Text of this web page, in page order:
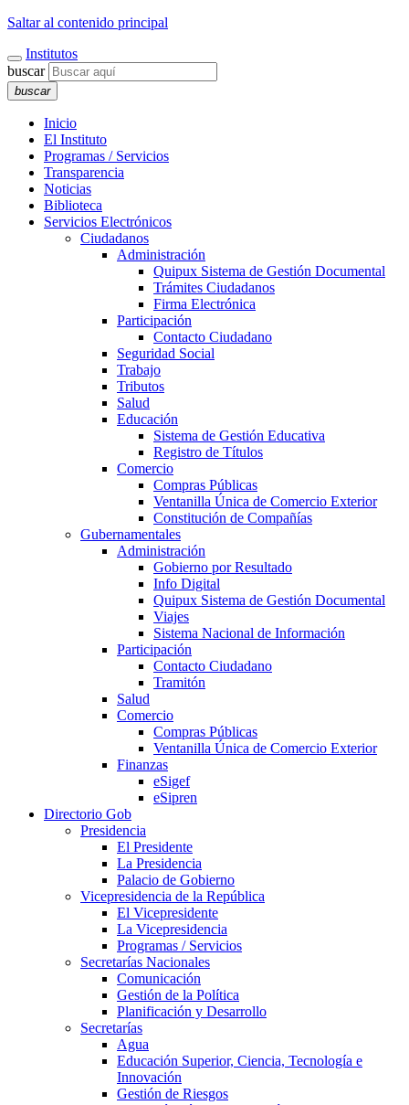
Saltar al contenido principal
Institutos
buscar
buscar
Inicio
El Instituto
Programas / Servicios
Transparencia
Noticias
Biblioteca
Servicios Electrónicos
Ciudadanos
Administración
Quipux Sistema de Gestión Documental
Trámites Ciudadanos
Firma Electrónica
Participación
Contacto Ciudadano
Seguridad Social
Trabajo
Tributos
Salud
Educación
Sistema de Gestión Educativa
Registro de Títulos
Comercio
Compras Públicas
Ventanilla Única de Comercio Exterior
Constitución de Compañías
Gubernamentales
Administración
Gobierno por Resultado
Info Digital
Quipux Sistema de Gestión Documental
Viajes
Sistema Nacional de Información
Participación
Contacto Ciudadano
Tramitón
Salud
Comercio
Compras Públicas
Ventanilla Única de Comercio Exterior
Finanzas
eSigef
eSipren
Directorio Gob
Presidencia
El Presidente
La Presidencia
Palacio de Gobierno
Vicepresidencia de la República
El Vicepresidente
La Vicepresidencia
Programas / Servicios
Secretarías Nacionales
Comunicación
Gestión de la Política
Planificación y Desarrollo
Secretarías
Agua
Educación Superior, Ciencia, Tecnología e
Innovación
Gestión de Riesgos